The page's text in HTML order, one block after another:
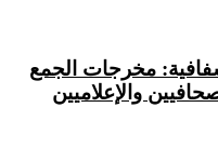
مخرجات الجمع
والإعلاميين